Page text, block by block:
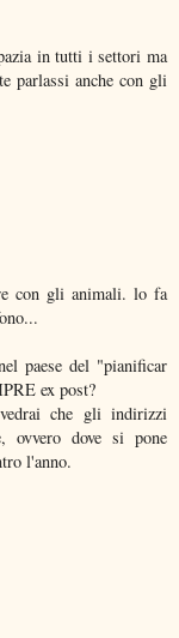
in tutti i settori ma
parlassi anche con gli
con gli animali. lo fa
paese del "pianificar
ex post?
che gli indirizzi
ovvero dove si pone
l'anno.